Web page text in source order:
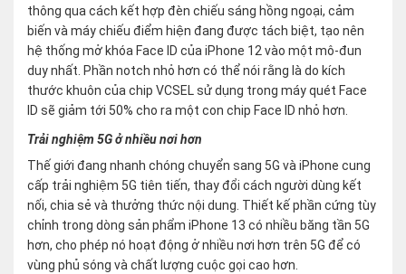
thông qua cách kết hợp đèn chiếu sáng hồng ngoại, cảm
biến và máy chiếu điểm hiện đang được tách biệt, tạo nên
hệ thống mở khóa Face ID của iPhone 12 vào một mô-đun
duy nhất. Phần notch nhỏ hơn có thể nói rằng là do kích
thước khuôn của chip VCSEL sử dụng trong máy quét Face
ID sẽ giảm tới 50% cho ra một con chip Face ID nhỏ hơn.
Trải nghiệm 5G ở nhiều nơi hơn
Thế giới đang nhanh chóng chuyển sang 5G và iPhone cung
cấp trải nghiệm 5G tiên tiến, thay đổi cách người dùng kết
nối, chia sẻ và thưởng thức nội dung. Thiết kế phần cứng tùy
chỉnh trong dòng sản phẩm iPhone 13 có nhiều băng tần 5G
hơn, cho phép nó hoạt động ở nhiều nơi hơn trên 5G để có
vùng phủ sóng và chất lượng cuộc gọi cao hơn.